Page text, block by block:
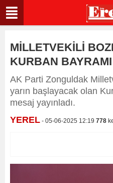
MİLLETVEKİLİ
KURBAN
AK Parti Zonguldak
yarın başlayacak olan
mesaj yayınladı.
YEREL - 05-06-2025 12:19 778